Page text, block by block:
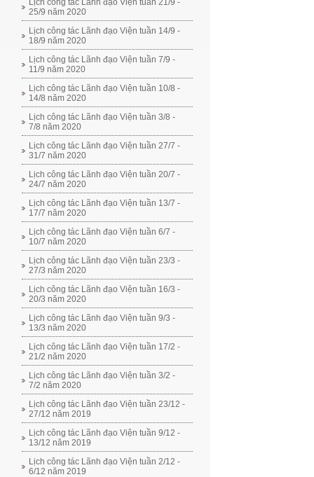
Lịch công tác Lãnh đạo Viện tuần 21/9 -
25/9 năm 2020
Lịch công tác Lãnh đạo Viện tuần 14/9 -
18/9 năm 2020
Lịch công tác Lãnh đạo Viện tuần 7/9 -
11/9 năm 2020
Lịch công tác Lãnh đạo Viện tuần 10/8 -
14/8 năm 2020
Lịch công tác Lãnh đạo Viện tuần 3/8 -
7/8 năm 2020
Lịch công tác Lãnh đạo Viện tuần 27/7 -
31/7 năm 2020
Lịch công tác Lãnh đạo Viện tuần 20/7 -
24/7 năm 2020
Lịch công tác Lãnh đạo Viện tuần 13/7 -
17/7 năm 2020
Lịch công tác Lãnh đạo Viện tuần 6/7 -
10/7 năm 2020
Lịch công tác Lãnh đạo Viện tuần 23/3 -
27/3 năm 2020
Lịch công tác Lãnh đạo Viện tuần 16/3 -
20/3 năm 2020
Lịch công tác Lãnh đạo Viện tuần 9/3 -
13/3 năm 2020
Lịch công tác Lãnh đạo Viện tuần 17/2 -
21/2 năm 2020
Lịch công tác Lãnh đạo Viện tuần 3/2 -
7/2 năm 2020
Lịch công tác Lãnh đạo Viện tuần 23/12 -
27/12 năm 2019
Lịch công tác Lãnh đạo Viện tuần 9/12 -
13/12 năm 2019
Lịch công tác Lãnh đạo Viện tuần 2/12 -
6/12 năm 2019